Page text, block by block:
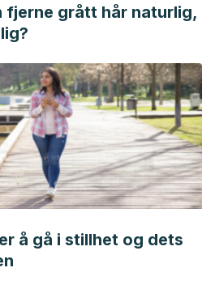
fjerne grått hår naturlig,
å gå i stillhet og dets